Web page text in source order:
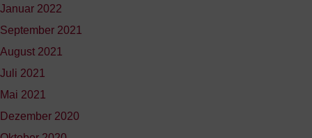
Januar 2022
September 2021
August 2021
Juli 2021
Mai 2021
Dezember 2020